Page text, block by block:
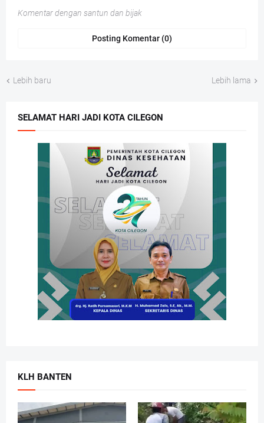
Komentar dengan santun dan bijak
Posting Komentar (0)
Lebih baru Lebih lama
SELAMAT HARI JADI KOTA CILEGON
KLH BANTEN